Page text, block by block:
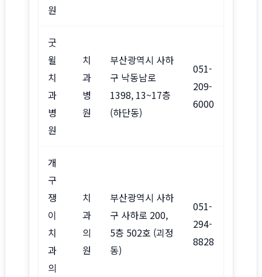
원
굿
윌
치
과
병
원
치
과
병
원
부산광역시 사하
구 낙동남로
1398, 13~17층
(하단동)
051-
209-
6000
개
구
쟁
이
치
과
의
치
과
의
원
부산광역시 사하
구 사하로 200,
5층 502호 (괴정
동)
051-
294-
8828